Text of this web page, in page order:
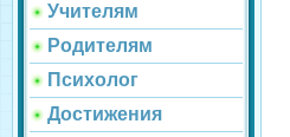
Учителям
Родителям
Психолог
Достижения